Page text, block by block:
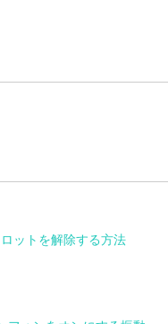
ットを解除する方法